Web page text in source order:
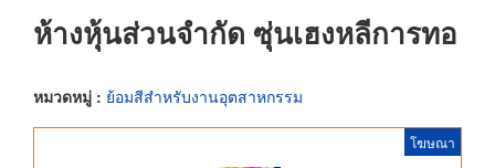
ห้างหุ้นส่วนจำกัด ซุ่นเฮงหลีการทอ
หมวดหมู่ : ย้อมสีสำหรับงานอุตสาหกรรม
โฆษณา